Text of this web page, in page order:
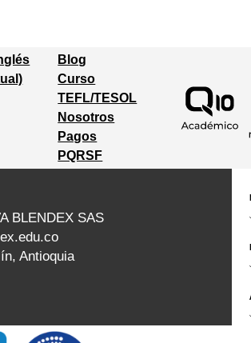
Blog
Curso
TEFL/TESOL
Nosotros
Pagos
PQRSF
Trabaja con
nosotros
Home
BLENDEX SAS
Antioquia